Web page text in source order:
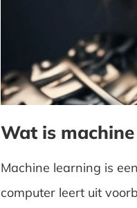
Wat is
Machine learning is
computer leert uit